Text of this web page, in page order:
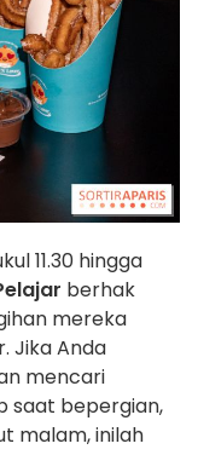
11.30 hingga
berhak
mereka
Jika Anda
mencari
saat bepergian,
malam, inilah